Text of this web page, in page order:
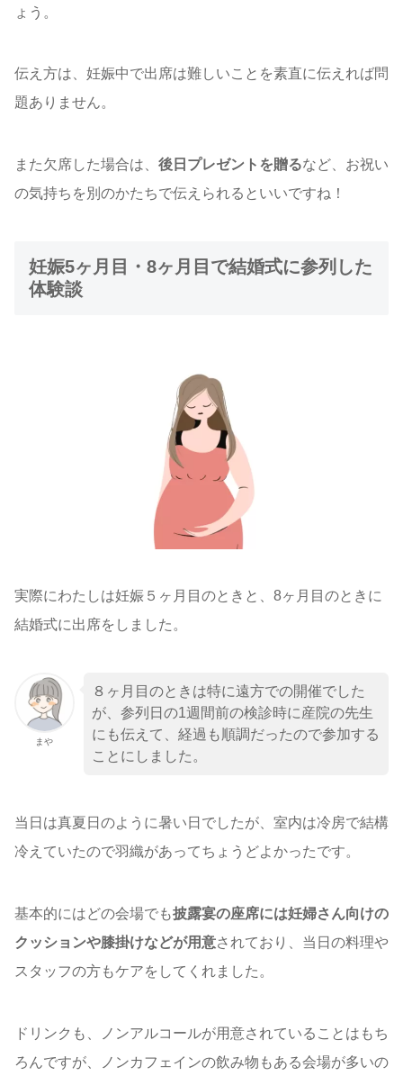
ょう。
伝え方は、妊娠中で出席は難しいことを素直に伝えれば問
題ありません。
また欠席した場合は、 後日プレゼントを贈るなど、お祝い
の気持ちを別のかたちで伝えられるといいですね！
妊娠5ヶ月目・8ヶ月目で結婚式に参列した
体験談
実際にわたしは妊娠５ヶ月目のときと、8ヶ月目のときに
結婚式に出席をしました。
まや
８ヶ月目のときは特に遠方での開催でした
が、参列日の1週間前の検診時に産院の先生
にも伝えて、経過も順調だったので参加する
ことにしました。
当日は真夏日のように暑い日でしたが、室内は冷房で結構
冷えていたので羽織があってちょうどよかったです。
基本的にはどの会場でも披露宴の座席には妊婦さん向けの
クッションや膝掛けなどが用意されており、当日の料理や
スタッフの方もケアをしてくれました。
ドリンクも、ノンアルコールが用意されていることはもち
ろんですが、ノンカフェインの飲み物もある会場が多いの